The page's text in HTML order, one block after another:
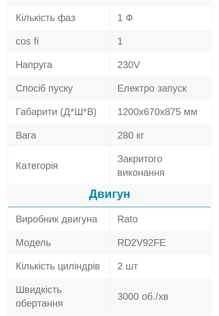
Кількість фаз 1 Ф
cos fi 1
Напруга 230V
Спосіб пуску Електро запуск
Габарити (Д*Ш*В) 1200х670х875 мм
Вага 280 кг
Категорія
Закритого
виконання
Двигун
Виробник двигуна Rato
Модель RD2V92FE
Кількість циліндрів 2 шт
Швидкість
обертання
3000 об./хв